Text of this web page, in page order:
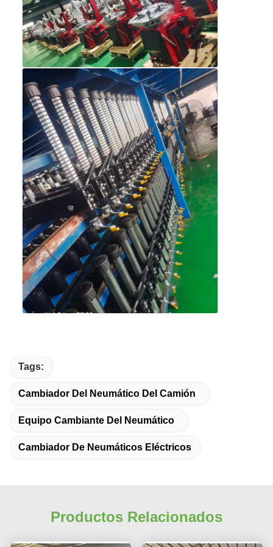
Tags:
Cambiador Del Neumático Del Camión
Equipo Cambiante Del Neumático
Cambiador De Neumáticos Eléctricos
Productos Relacionados